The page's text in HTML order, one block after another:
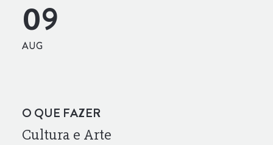
09
AUG
O QUE FAZER
Cultura e Arte